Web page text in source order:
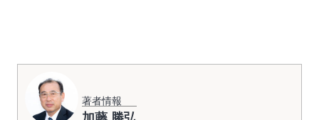
著者情報